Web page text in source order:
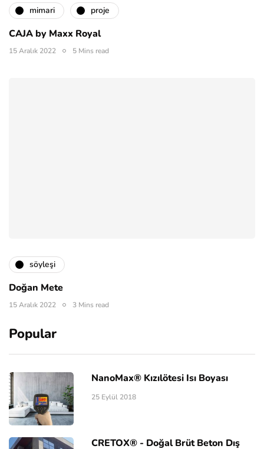
mimari proje
CAJA by Maxx Royal
15 Aralık 2022 5 Mins read
söyleşi
Doğan Mete
15 Aralık 2022 3 Mins read
Popular
NanoMax® Kızılötesi Isı Boyası
25 Eylül 2018
CRETOX® - Doğal Brüt Beton Dış